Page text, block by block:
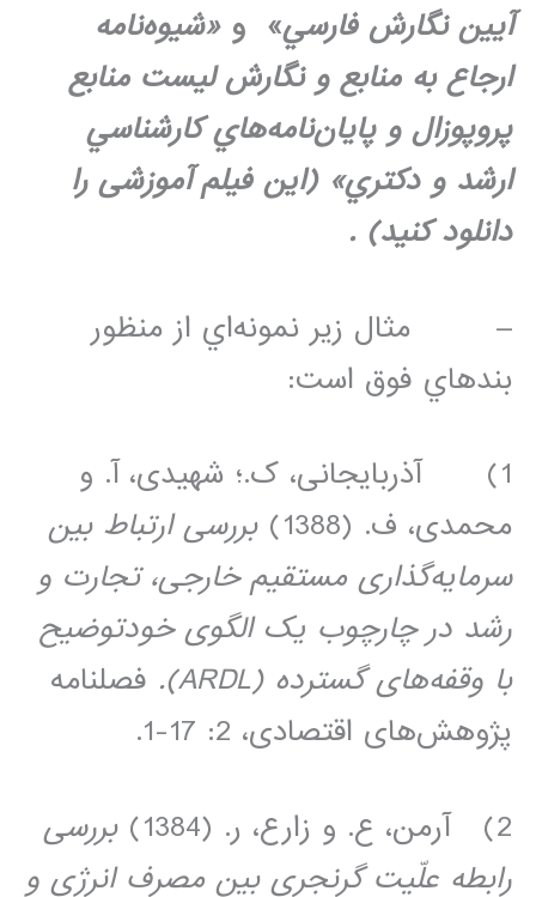
آيين نگارش فارسي» و «شيوه‌نامه
ارجاع به منابع و نگارش ليست منابع
پروپوزال و پايان‌نامه‌هاي كارشناسي
ارشد و دكتري» (این فیلم آموزشی را
دانلود کنید) .
– مثال زير نمونه‌اي از منظور
بندهاي فوق است:
1) آذربایجانی، ک.؛ شهیدی، آ. و
محمدی، ف. (1388)
بررسی ارتباط بین
سرمایه‌گذاری مستقیم خارجی، تجارت و
رشد در چارچوب یک الگوی خودتوضیح
با وقفه‌های گسترده (ARDL
). فصلنامه
پژوهش‌های اقتصادی، 2: 17-1.
2) آرمن، ع. و زارع، ر. (1384)
بررسی
رابطه علّیت گرنجری بین مصرف انرژی و